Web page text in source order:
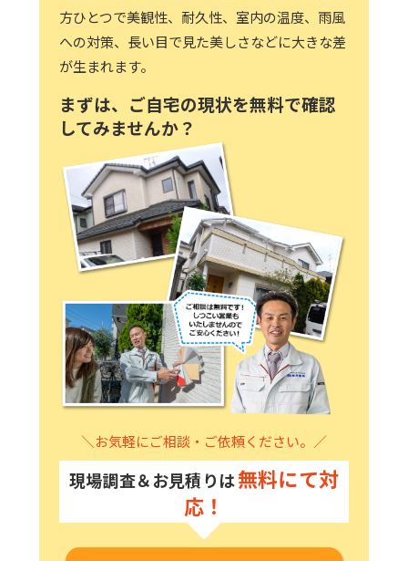
方ひとつで美観性、耐久性、室内の温度、雨風
への対策、長い目で見た美しさなどに大きな差
が生まれます。
まずは、ご自宅の現状を無料で確認
してみませんか？
＼お気軽にご相談・ご依頼ください。／
現場調査＆お見積りは無料にて対
応！